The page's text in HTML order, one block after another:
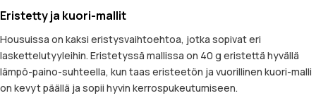
Eristetty ja kuori-mallit
Housuissa on kaksi eristysvaihtoehtoa, jotka sopivat eri
laskettelutyyleihin. Eristetyssä mallissa on 40 g eristettä hyvällä
lämpö-paino-suhteella, kun taas eristeetön ja vuorillinen kuori-malli
on kevyt päällä ja sopii hyvin kerrospukeutumiseen.